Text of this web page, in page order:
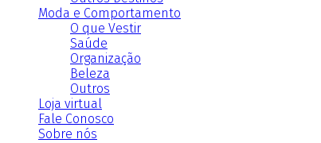
Moda e Comportamento
O que Vestir
Saúde
Organização
Beleza
Outros
Loja virtual
Fale Conosco
Sobre nós